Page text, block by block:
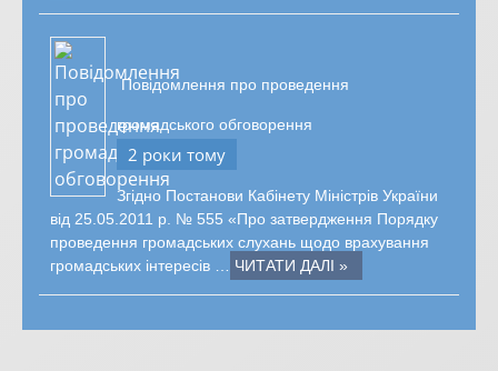
Повідомлення про проведення
громадського обговорення
2 роки тому
Згідно Постанови Кабінету Міністрів України
від 25.05.2011 р. № 555 «Про затвердження Порядку
проведення громадських слухань щодо врахування
громадських інтересів … ЧИТАТИ ДАЛІ »